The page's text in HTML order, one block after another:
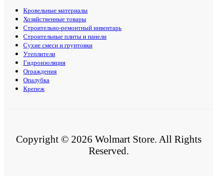
Кровельные материалы
Хозяйственные товары
Строительно-ремонтный инвентарь
Строительные плиты и панели
Сухие смеси и грунтовки
Утеплители
Гидроизоляция
Ограждения
Опалубка
Крепеж
Copyright © 2026 Wolmart Store. All Rights
Reserved.